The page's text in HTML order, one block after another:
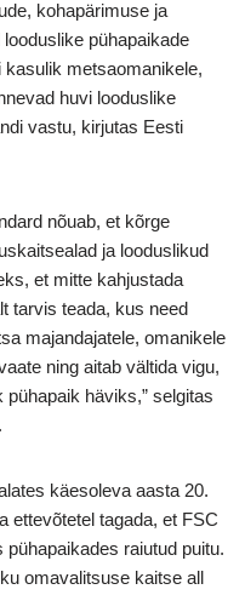
kohapärimuse ja
pühapaikade
metsaomanikele,
huvi looduslike
vastu, kirjutas Eesti
nõuab, et kõrge
ja looduslikud
et mitte kahjustada
tarvis teada, kus need
majandajatele, omanikele
ning aitab vältida vigu,
häviks,” selgitas
käesoleva aasta 20.
ettevõtetel tagada, et FSC
raiutud puitu.
omavalitsuse kaitse all